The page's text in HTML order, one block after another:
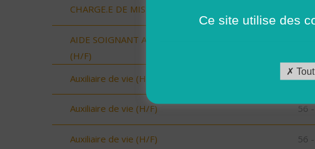
CHARGE.E DE MISSION (H/F)
AIDE SOIGNANT A DOMICILE SECTEUR VAUVERT
(H/F)
Auxiliaire de vie (H/F) 56
Auxiliaire de vie (H/F) 56
Auxiliaire de vie (H/F) 56
Ce site utilise des